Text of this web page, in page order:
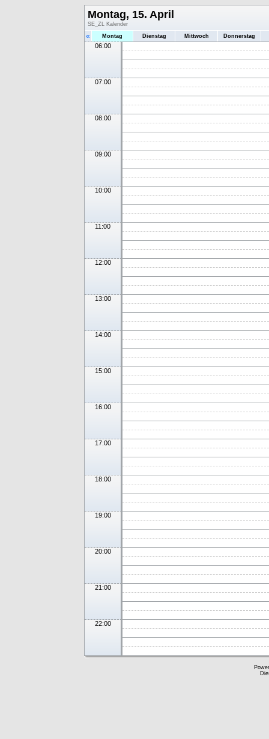
Montag, 15. April
SE_ZL Kalender
« Montag Dienstag Mittwoch Donnerstag
06:00
07:00
08:00
09:00
10:00
11:00
12:00
13:00
14:00
15:00
16:00
17:00
18:00
19:00
20:00
21:00
22:00